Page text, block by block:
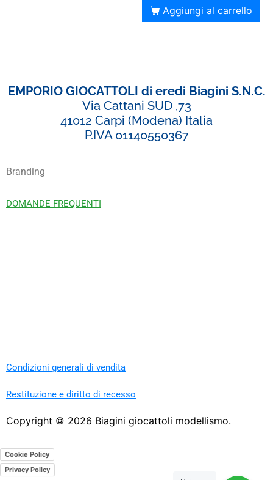
Aggiungi al carrello
EMPORIO GIOCATTOLI di eredi Biagini S.N.C.
Via Cattani SUD ,73
41012 Carpi (Modena) Italia
P.IVA 01140550367
Branding
DOMANDE FREQUENTI
Condizioni generali di vendita
Restituzione e diritto di recesso
Copyright © 2026 Biagini giocattoli modellismo.
Cookie Policy
Privacy Policy